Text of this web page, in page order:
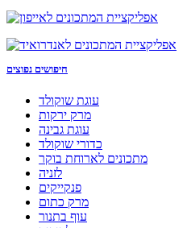
חיפושים נפוצים
עוגת שוקולד
מרק ירקות
עוגת גבינה
כדורי שוקולד
מתכונים לארוחת בוקר
לזניה
פנקייקים
מרק כתום
עוף בתנור